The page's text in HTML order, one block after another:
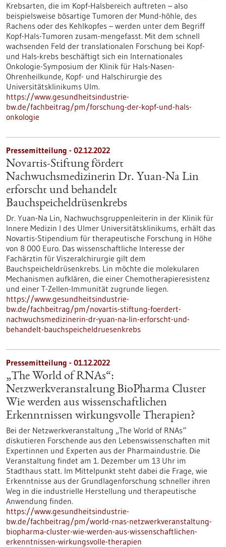
Krebsarten, die im Kopf-​Halsbereich auftreten – also
beispielsweise bösartige Tumoren der Mund-​höhle, des
Rachens oder des Kehlkopfes – werden unter dem Begriff
Kopf-​Hals-Tumoren zusam-​mengefasst. Mit dem schnell
wachsenden Feld der translationalen Forschung bei Kopf-
und Hals-​krebs beschäftigt sich ein Internationales
Onkologie-​Symposium der Klinik für Hals-​Nasen-
Ohrenheilkunde, Kopf- und Halschirurgie des
Universitätsklinikums Ulm.
https://www.gesundheitsindustrie-
bw.de/fachbeitrag/pm/forschung-der-kopf-und-hals-
onkologie
Pressemitteilung - 02.12.2022
Novartis-Stiftung fördert
Nachwuchsmedizinerin Dr. Yuan-Na Lin
erforscht und behandelt
Bauchspeicheldrüsenkrebs
Dr. Yuan-Na Lin, Nachwuchsgruppenleiterin in der Klinik für
Innere Medizin I des Ulmer Universitätsklinikums, erhält das
Novartis-Stipendium für therapeutische Forschung in Höhe
von 8 000 Euro. Das wissenschaftliche Interesse der
Fachärztin für Viszeralchirurgie gilt dem
Bauchspeicheldrüsenkrebs. Lin möchte die molekularen
Mechanismen aufklären, die einer Chemotherapieresistenz
und einer T-Zellen-Immunität zugrunde liegen.
https://www.gesundheitsindustrie-
bw.de/fachbeitrag/pm/novartis-stiftung-foerdert-
nachwuchsmedizinerin-dr-yuan-na-lin-erforscht-und-
behandelt-bauchspeicheldruesenkrebs
Pressemitteilung - 01.12.2022
„The World of RNAs“:
Netzwerkveranstaltung BioPharma Cluster
Wie werden aus wissenschaftlichen
Erkenntnissen wirkungsvolle Therapien?
Bei der Netzwerkveranstaltung „The World of RNAs“
diskutieren Forschende aus den Lebenswissenschaften mit
Expertinnen und Experten aus der Pharmaindustrie. Die
Veranstaltung findet am 1. Dezember um 13 Uhr im
Stadthaus statt. Im Mittelpunkt steht dabei die Frage, wie
Erkenntnisse aus der Grundlagenforschung schneller ihren
Weg in die industrielle Herstellung und therapeutische
Anwendung finden.
https://www.gesundheitsindustrie-
bw.de/fachbeitrag/pm/world-rnas-netzwerkveranstaltung-
biopharma-cluster-wie-werden-aus-wissenschaftlichen-
erkenntnissen-wirkungsvolle-therapien